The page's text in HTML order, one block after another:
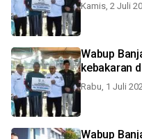
Kamis, 2 Juli
Wabup
kebakaran
Rabu, 1 Juli
Wabup